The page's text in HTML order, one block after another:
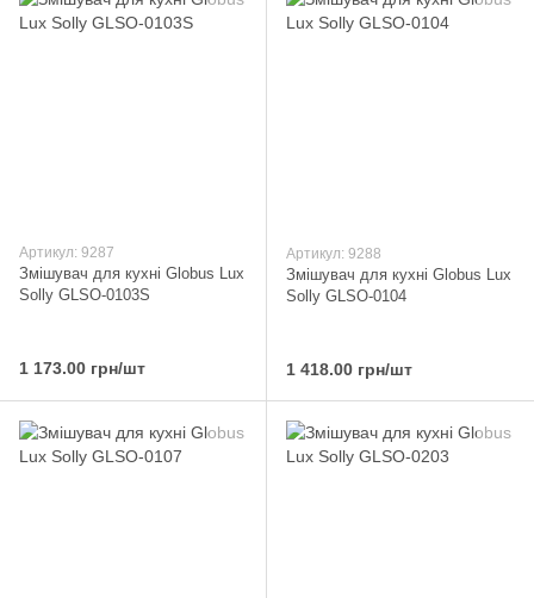
Артикул: 9287
Змішувач для кухні Globus Lux
Solly GLSO-0103S
1 173.00 грн/шт
Артикул: 9288
Змішувач для кухні Globus Lux
Solly GLSO-0104
1 418.00 грн/шт